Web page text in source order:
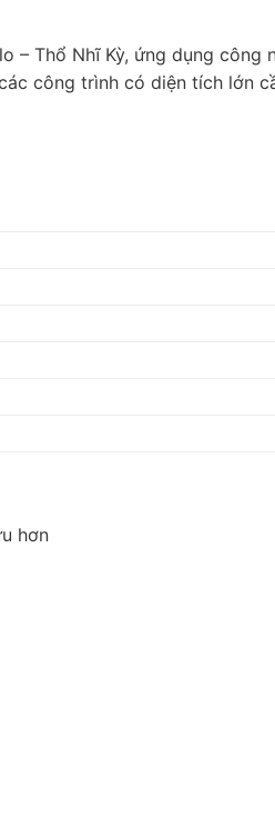
– Thổ Nhĩ Kỳ, ứng dụng công
công trình có diện tích lớn
hơn